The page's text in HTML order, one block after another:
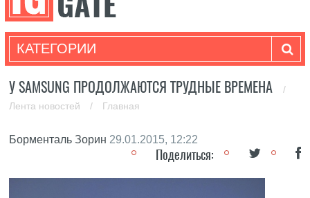
КАТЕГОРИИ
У SAMSUNG ПРОДОЛЖАЮТСЯ ТРУДНЫЕ ВРЕМЕНА
/
Лента новостей
/ Главная
Борменталь Зорин 29.01.2015, 12:22
Поделиться: